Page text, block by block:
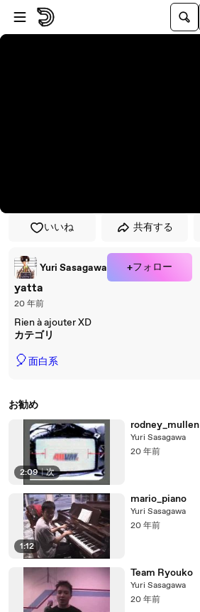
プレイヤーにスキップ
メインコンテンツにスキップ
いいね 共有する
Yuri Sasagawa +フォロー
yatta
20 年前
Rien à ajouter XD
カテゴリ
🎈面白系
お勧め
2:09 | 次
rodney_mullen
Yuri Sasagawa
20 年前
1:12
mario_piano
Yuri Sasagawa
20 年前
Team Ryouko
Yuri Sasagawa
20 年前